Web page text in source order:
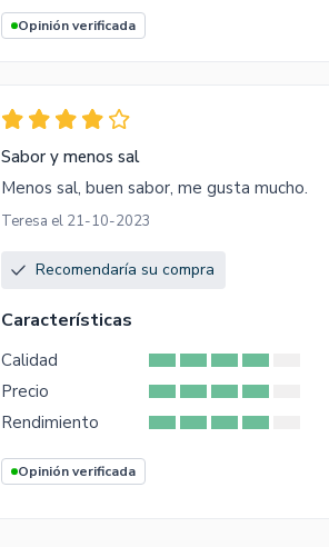
Opinión verificada
Sabor y menos sal
Menos sal, buen sabor, me gusta mucho.
Teresa el 21-10-2023
Recomendaría su compra
Características
Calidad
Precio
Rendimiento
Opinión verificada